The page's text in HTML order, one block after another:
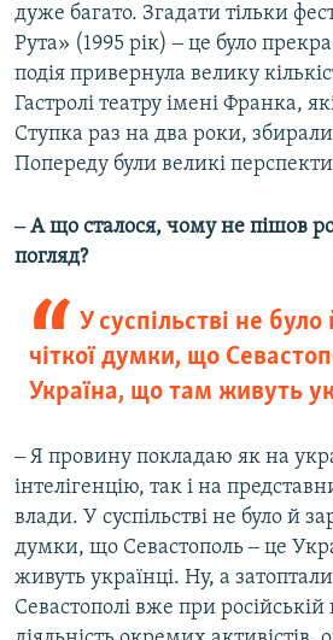
дуже багато. Згадати тільки
Рута» (1995 рік) ‒ це було
подія привернула велику
Гастролі театру імені Франка,
Ступка раз на два роки,
Попереду були великі
‒ А що сталося, чому не пішов
погляд?
У суспільстві не
чіткої думки, що
Україна, що там живуть
‒ Я провину покладаю як на
інтелігенцію, так і на
влади. У суспільстві не було й
думки, що Севастополь ‒ це
живуть українці. Ну, а
Севастополі вже при